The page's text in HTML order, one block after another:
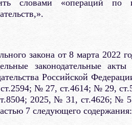
словами «операций по
закона от 8 марта 2022
законодательные
Российской
№ 27, ст.4614; № 29,
2025, № 31, ст.4626; №
7 следующего содержания: